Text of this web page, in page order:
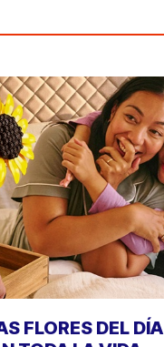
FLORES DEL